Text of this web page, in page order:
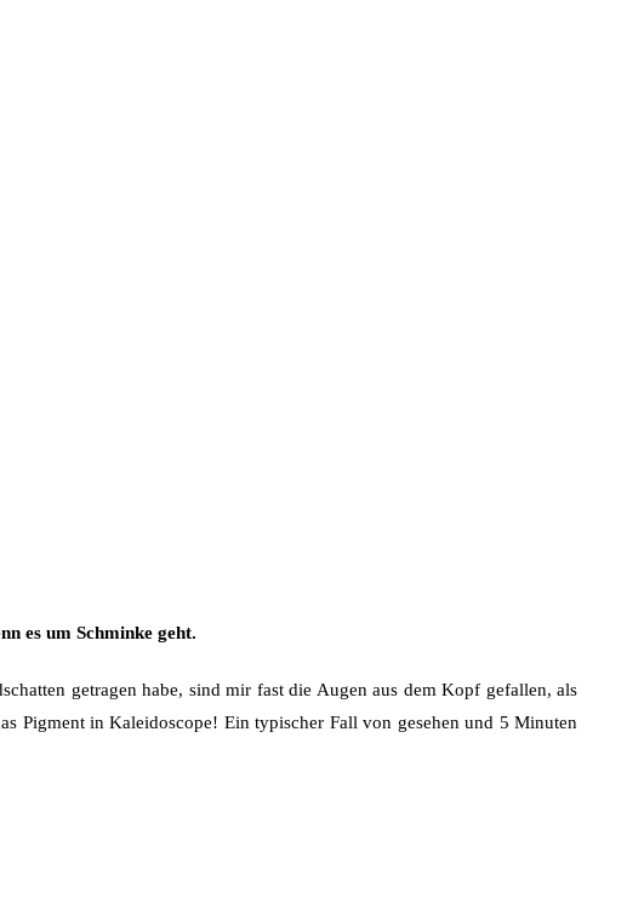
es um Schminke geht.
getragen habe, sind mir fast die Augen aus dem Kopf gefallen, als
Pigment in Kaleidoscope! Ein typischer Fall von gesehen und 5 Minuten